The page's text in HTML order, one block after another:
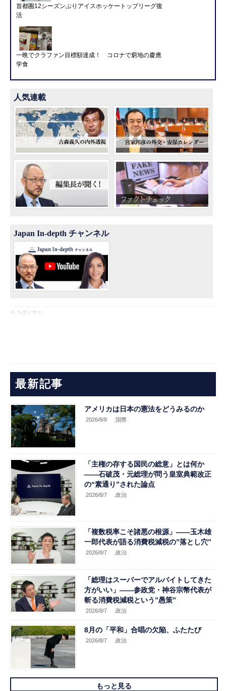
首都圏12シーズンぶりアイスホッケートップリーグ復
活
一晩でクラファン目標額達成！ コロナで窮地の慶應
学食
人気連載
Japan In-depth チャンネル
※ スポンサー
最新記事
アメリカは日本の憲法をどうみるのか
2026/8/8 .国際
「主権の存する国民の総意」とは何か
――石破茂・元総理が問う皇室典範改正
の“素通り”された論点
2026/8/7 .政治
「複数税率こそ諸悪の根源」――玉木雄
一郎代表が語る消費税減税の”落とし穴”
2026/8/7 .政治
「総理はスーパーでアルバイトしてきた
方がいい」――参政党・神谷宗幣代表が
斬る消費税減税という”愚策”
2026/8/7 .政治
8月の「平和」合唱の欠陥、ふたたび
2026/8/7 .政治
もっと見る